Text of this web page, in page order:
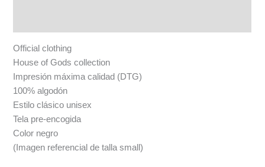
Official clothing
House of Gods collection
Impresión máxima calidad (DTG)
100% algodón
Estilo clásico unisex
Tela pre-encogida
Color negro
(Imagen referencial de talla small)